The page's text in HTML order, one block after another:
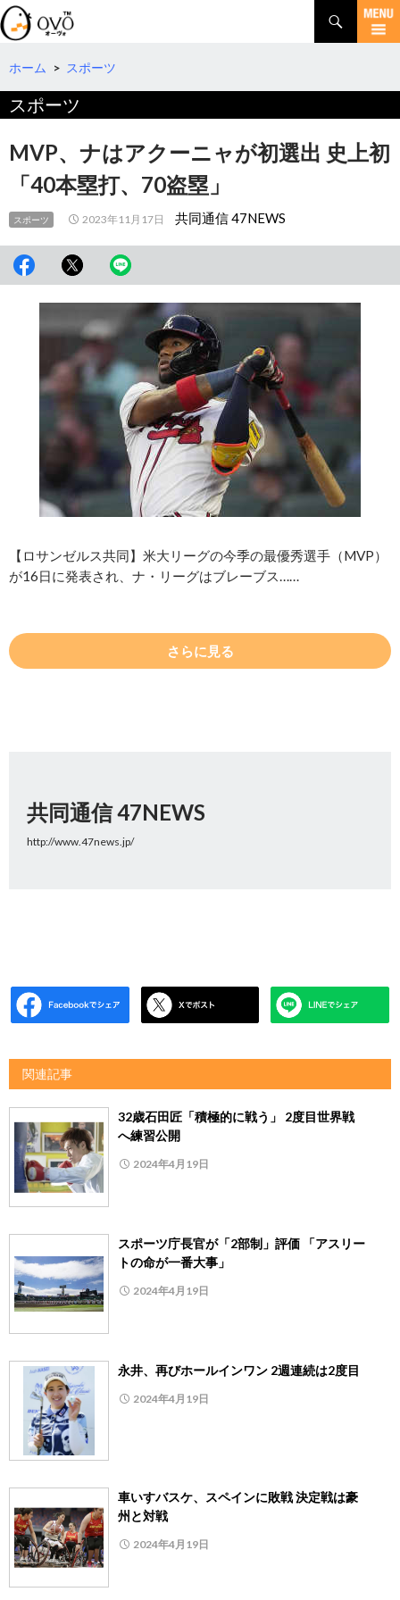
検
索
コ
テ
へ
移
動
ホーム > スポーツ
スポーツ
MVP、ナはアクーニャが初選出 史上初
「40本塁打、70盗塁」
スポーツ 2023年11月17日 共同通信 47NEWS
【ロサンゼルス共同】米大リーグの今季の最優秀選手（MVP）
が16日に発表され、ナ・リーグはブレーブス……
さらに見る
共同通信 47NEWS
http://www.47news.jp/
関連記事
32歳石田匠「積極的に戦う」 2度目世界戦
へ練習公開
2024年4月19日
スポーツ庁長官が「2部制」評価 「アスリー
トの命が一番大事」
2024年4月19日
永井、再びホールインワン 2週連続は2度目
2024年4月19日
車いすバスケ、スペインに敗戦 決定戦は豪
州と対戦
2024年4月19日